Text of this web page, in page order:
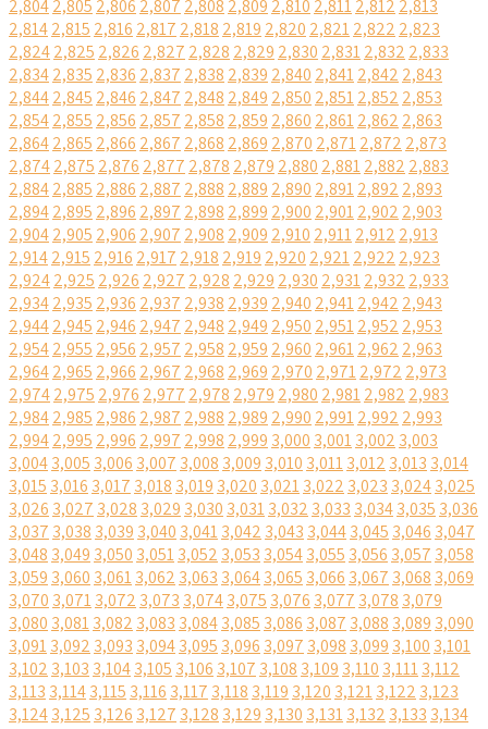
2,8042,805 2,806 2,807 2,808 2,809 2,810 2,8112,812 2,813
2,8142,815 2,816 2,817 2,818 2,819 2,820 2,8212,822 2,823
2,8242,825 2,826 2,827 2,828 2,829 2,830 2,8312,832 2,833
2,8342,835 2,836 2,837 2,838 2,839 2,840 2,8412,842 2,843
2,8442,845 2,846 2,847 2,848 2,849 2,850 2,8512,852 2,853
2,8542,855 2,856 2,857 2,858 2,859 2,860 2,8612,862 2,863
2,8642,865 2,866 2,867 2,868 2,869 2,870 2,8712,872 2,873
2,8742,875 2,876 2,877 2,878 2,879 2,880 2,8812,882 2,883
2,8842,885 2,886 2,887 2,888 2,889 2,890 2,8912,892 2,893
2,8942,895 2,896 2,897 2,898 2,899 2,900 2,9012,902 2,903
2,9042,905 2,906 2,907 2,908 2,909 2,910 2,9112,912 2,913
2,9142,915 2,916 2,917 2,918 2,919 2,920 2,9212,922 2,923
2,9242,925 2,926 2,927 2,928 2,929 2,930 2,9312,932 2,933
2,9342,935 2,936 2,937 2,938 2,939 2,940 2,9412,942 2,943
2,9442,945 2,946 2,947 2,948 2,949 2,950 2,9512,952 2,953
2,9542,955 2,956 2,957 2,958 2,959 2,960 2,9612,962 2,963
2,9642,965 2,966 2,967 2,968 2,969 2,970 2,9712,972 2,973
2,9742,975 2,976 2,977 2,978 2,979 2,980 2,9812,982 2,983
2,9842,985 2,986 2,987 2,988 2,989 2,990 2,9912,992 2,993
2,9942,995 2,996 2,997 2,998 2,999 3,000 3,0013,002 3,003
3,0043,005 3,006 3,007 3,008 3,009 3,010 3,0113,012 3,013 3,014
3,015 3,016 3,017 3,018 3,019 3,020 3,0213,022 3,023 3,0243,025
3,026 3,027 3,028 3,029 3,030 3,0313,032 3,033 3,0343,035 3,036
3,037 3,038 3,039 3,040 3,0413,042 3,043 3,0443,045 3,046 3,047
3,048 3,049 3,050 3,0513,052 3,053 3,0543,055 3,056 3,057 3,058
3,059 3,060 3,0613,062 3,063 3,0643,065 3,066 3,067 3,068 3,069
3,070 3,0713,072 3,073 3,0743,075 3,076 3,077 3,078 3,079
3,080 3,0813,082 3,083 3,0843,085 3,086 3,087 3,088 3,089 3,090
3,0913,092 3,093 3,0943,095 3,096 3,097 3,098 3,099 3,100 3,101
3,102 3,103 3,1043,105 3,106 3,107 3,108 3,109 3,110 3,1113,112
3,113 3,1143,115 3,116 3,117 3,118 3,119 3,120 3,1213,122 3,123
3,1243,125 3,126 3,127 3,128 3,129 3,130 3,1313,132 3,133 3,134